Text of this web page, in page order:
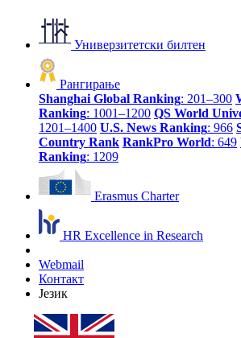
Универзитетски билтен
Рангирање
Shanghai Global Ranking: 201–300
Ranking: 1001–1200 QS World
1201–1400 U.S. News Ranking: 966
Country Rank RankPro World: 649
Ranking: 1209
Erasmus Charter
HR Excellence in Research
Webmail
Контакт
Језик